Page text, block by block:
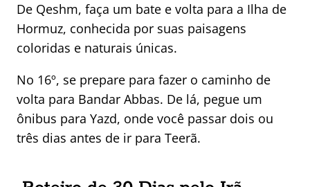
De Qeshm, faça um bate e volta para a Ilha de
Hormuz, conhecida por suas paisagens
coloridas e naturais únicas.
No 16º, se prepare para fazer o caminho de
volta para Bandar Abbas. De lá, pegue um
ônibus para Yazd, onde você passar dois ou
três dias antes de ir para Teerã.